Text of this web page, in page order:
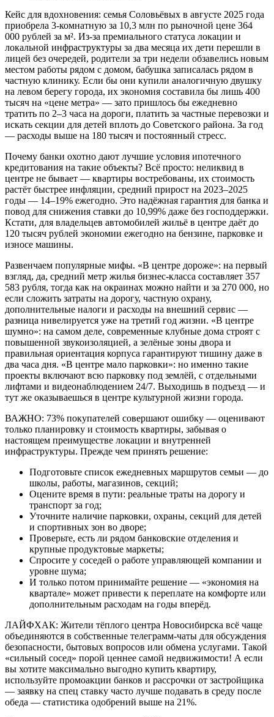
Кейс для вдохновения: семья Соловьёвых в августе 2025 года
приобрела 3-комнатную за 10,3 млн по рыночной цене 364
000 рублей за м². Из-за премиального статуса локации и
локальной инфраструктуры за два месяца их дети перешли в
лицей без очередей, родители за три недели обзавелись новым
местом работы рядом с домом, бабушка записалась рядом в
частную клинику. Если бы они купили аналогичную двушку
на левом берегу города, их экономия составила бы лишь 400
тысяч на «цене метра» — зато пришлось бы ежедневно
тратить по 2–3 часа на дороги, платить за частные перевозки и
искать секции для детей вплоть до Советского района. За год
— расходы выше на 180 тысяч и постоянный стресс.
Почему банки охотно дают лучшие условия ипотечного
кредитования на такие объекты? Всё просто: неликвид в
центре не бывает — квартиры востребованы, их стоимость
растёт быстрее инфляции, средний прирост на 2023–2025
годы — 14–19% ежегодно. Это надёжная гарантия для банка и
повод для снижения ставки до 10,99% даже без господдержки.
Кстати, для владельцев автомобилей жильё в центре даёт до
120 тысяч рублей экономии ежегодно на бензине, парковке и
износе машины.
Развенчаем популярные мифы. «В центре дороже»: на первый
взгляд, да, средний метр жилья бизнес-класса составляет 357
583 рубля, тогда как на окраинах можно найти и за 270 000, но
если сложить затраты на дорогу, частную охрану,
дополнительные налоги и расходы на внешний сервис —
разница нивелируется уже на третий год жизни. «В центре
шумно»: на самом деле, современные клубные дома строят с
повышенной звукоизоляцией, а зелёные зоны двора и
правильная ориентация корпуса гарантируют тишину даже в
два часа дня. «В центре мало парковки»: но именно такие
проекты включают всю парковку под землёй, с отдельными
лифтами и видеонаблюдением 24/7. Выходишь в подъезд — и
тут же оказываешься в центре культурной жизни города.
ВАЖНО: 73% покупателей совершают ошибку — оценивают
только планировку и стоимость квартиры, забывая о
настоящем преимуществе локации и внутренней
инфраструктуры. Прежде чем принять решение:
Подготовьте список ежедневных маршрутов семьи — до
школы, работы, магазинов, секций;
Оцените время в пути: реальные траты на дорогу и
транспорт за год;
Уточните наличие парковки, охраны, секций для детей
и спортивных зон во дворе;
Проверьте, есть ли рядом банковские отделения и
крупные продуктовые маркеты;
Спросите у соседей о работе управляющей компании и
уровне шума;
И только потом принимайте решение — «экономия на
квартале» может привести к переплате на комфорте или
дополнительным расходам на годы вперёд.
ЛАЙФХАК: Жители тёплого центра Новосибирска всё чаще
объединяются в собственные телеграмм-чаты для обсуждения
безопасности, бытовых вопросов или обмена услугами. Такой
«сильный сосед» порой ценнее самой недвижимости! А если
вы хотите максимально выгодно купить квартиру,
используйте промоакции банков и рассрочки от застройщика
— заявку на спец ставку часто лучше подавать в среду после
обеда — статистика одобрений выше на 21%.